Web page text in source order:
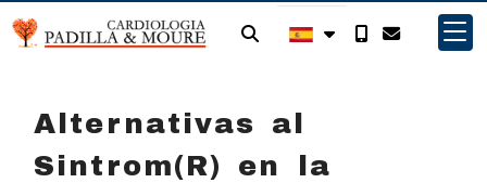
Alternativas al
Sintrom(R) en la